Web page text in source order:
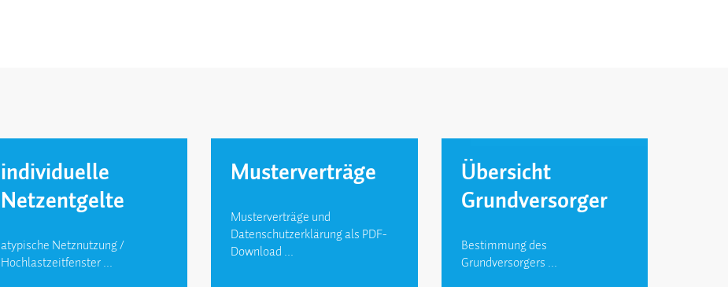
individuelle
Netzentgelte
atypische Netznutzung /
Hochlast­zeitfenster ...
Muster­verträge
Musterverträge und
Datenschutzerklärung als PDF-
Download ...
Übersicht
Grundversorger
Bestimmung des
Grundversorgers ...